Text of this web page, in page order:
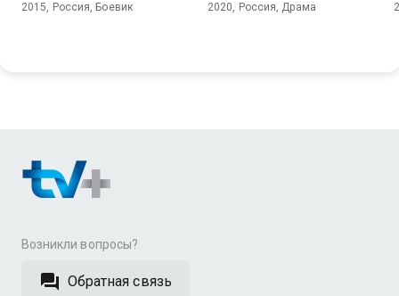
2015, Россия, Боевик 2020, Россия, Драма
Возникли вопросы?
Обратная связь